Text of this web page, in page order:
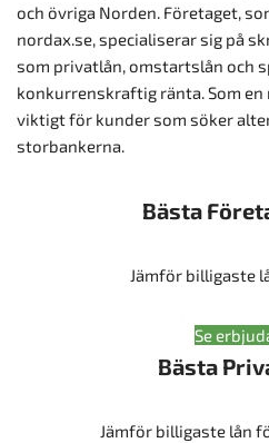
och övriga Norden. Företaget,
nordax.se, specialiserar sig på
som privatlån, omstartslån och
konkurrenskraftig ränta. Som en
viktigt för kunder som söker
storbankerna.
Bästa
Jämför billigaste
Se
Bästa
Jämför billigaste lån